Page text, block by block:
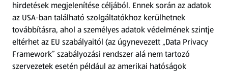
Árcsökkentés
Adattörlő alkalmazás
hirdetések megjelenítése céljából. Ennek során az adatok
az USA-ban található szolgáltatókhoz kerülhetnek
továbbításra, ahol a személyes adatok védelmének szintje
eltérhet az EU szabályaitól (az úgynevezett „Data Privacy
Framework” szabályozási rendszer alá nem tartozó
szervezetek esetén például az amerikai hatóságok